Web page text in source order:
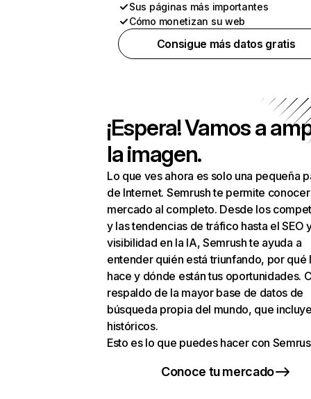
Sus páginas más importantes
Cómo monetizan su web
Consigue más datos gratis
¡Espera! Vamos a
la imagen.
Lo que ves ahora es solo una pequeña
de Internet. Semrush te permite
mercado al completo. Desde los
y las tendencias de tráfico hasta el SEO
visibilidad en la IA, Semrush te ayuda a
entender quién está triunfando, por qué
hace y dónde están tus oportunidades.
respaldo de la mayor base de datos de
búsqueda propia del mundo, que
históricos.
Esto es lo que puedes hacer con
Conoce tu mercado